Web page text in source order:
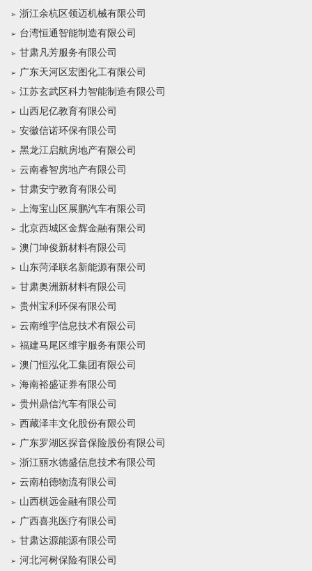
浙江余杭区领迈机械有限公司
台湾恒通智能制造有限公司
甘肃凡芳服务有限公司
广东天河区宏图化工有限公司
江苏玄武区科力智能制造有限公司
山西尼亿教育有限公司
安徽信诺环保有限公司
黑龙江启航房地产有限公司
云南睿智房地产有限公司
甘肃安宁教育有限公司
上海宝山区展鹏汽车有限公司
北京西城区金辉金融有限公司
澳门坤俊新材料有限公司
山东菏泽联名新能源有限公司
甘肃奥洲新材料有限公司
贵州宝利环保有限公司
云南维宇信息技术有限公司
福建马尾区维宇服务有限公司
澳门恒泓化工集团有限公司
海南裕盛证券有限公司
贵州鼎信汽车有限公司
西藏泽丰文化股份有限公司
广东罗湖区探音保险股份有限公司
浙江丽水德盛信息技术有限公司
云南柏德物流有限公司
山西棋远金融有限公司
广西喜兆医疗有限公司
甘肃达源能源有限公司
河北河树保险有限公司